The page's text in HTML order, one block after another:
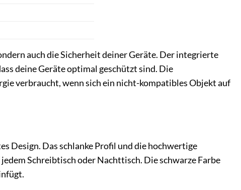
auch die Sicherheit deiner Geräte. Der integrierte
deine Geräte optimal geschützt sind. Die
verbraucht, wenn sich ein nicht-kompatibles Objekt auf
Design. Das schlanke Profil und die hochwertige
Schreibtisch oder Nachttisch. Die schwarze Farbe